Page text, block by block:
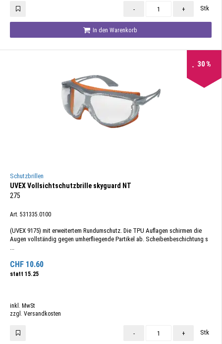
- + Stk
In den Warenkorb
30%
Schutzbrillen
UVEX Vollsichtschutzbrille skyguard NT
275
Art. 531335.0100
(UVEX 9175) mit erweitertem Rundumschutz. Die TPU Auflagen schirmen die
Augen vollständig gegen umherfliegende Partikel ab. Scheibenbeschichtung s
...
CHF 10.60
statt 15.25
inkl. MwSt
zzgl. Versandkosten
- + Stk